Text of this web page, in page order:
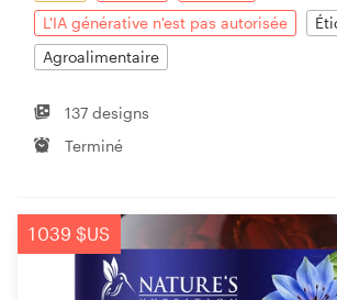
L'IA générative n'est pas autorisée
Agroalimentaire
137 designs
Terminé
1 039 $US